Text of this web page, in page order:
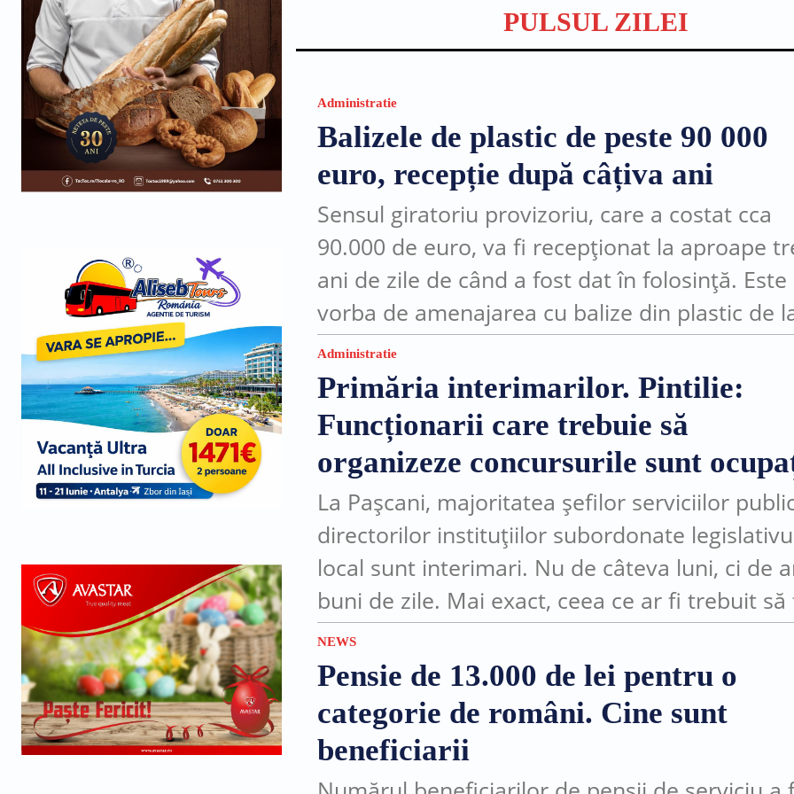
PULSUL ZILEI
Administratie
Balizele de plastic de peste 90 000
euro, recepție după câțiva ani
Sensul giratoriu provizoriu, care a costat cca
90.000 de euro, va fi recepționat la aproape
ani de zile de când a fost dat în folosință. Este
vorba de amenajarea cu balize din plastic de
intersecția străzii Moldovei...
Administratie
Primăria interimarilor. Pintilie:
Funcționarii care trebuie să
organizeze concursurile sunt
La Pașcani, majoritatea șefilor serviciilor
directorilor instituțiilor subordonate
local sunt interimari. Nu de câteva luni, ci de
buni de zile. Mai exact, ceea ce ar fi trebuit să
excepție în administrația publică a...
NEWS
Pensie de 13.000 de lei pentru o
categorie de români. Cine sunt
beneficiarii